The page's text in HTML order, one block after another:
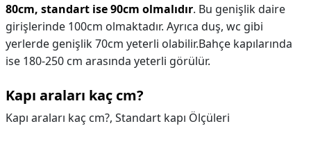
80cm, standart ise 90cm olmalıdır. Bu genişlik daire
girişlerinde 100cm olmaktadır. Ayrıca duş, wc gibi
yerlerde genişlik 70cm yeterli olabilir.Bahçe kapılarında
ise 180-250 cm arasında yeterli görülür.
Kapı araları kaç cm?
Kapı araları kaç cm?, Standart kapı Ölçüleri